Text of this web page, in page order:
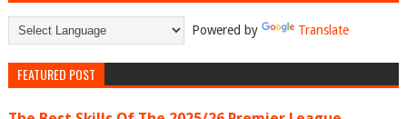
Powered by Translate
FEATURED POST